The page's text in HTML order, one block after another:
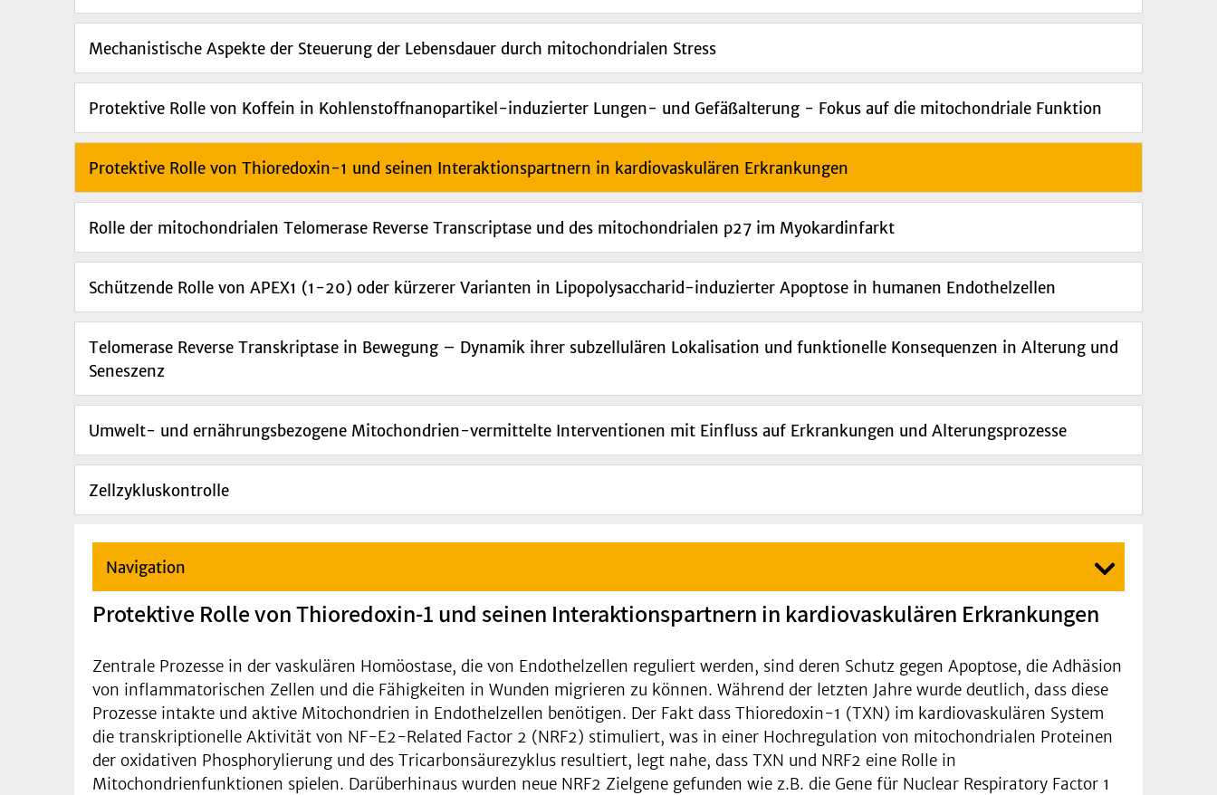
Mechanistische Aspekte der Steuerung der Lebensdauer durch mitochondrialen Stress
Protektive Rolle von Koffein in Kohlenstoffnanopartikel-induzierter Lungen- und Gefäßalterung - Fokus auf die mitochondriale Funktion
Protektive Rolle von Thioredoxin-1 und seinen Interaktionspartnern in kardiovaskulären Erkrankungen
Rolle der mitochondrialen Telomerase Reverse Transcriptase und des mitochondrialen p27 im Myokardinfarkt
Schützende Rolle von APEX1 (1-20) oder kürzerer Varianten in Lipopolysaccharid-induzierter Apoptose in humanen Endothelzellen
Telomerase Reverse Transkriptase in Bewegung – Dynamik ihrer subzellulären Lokalisation und funktionelle Konsequenzen in Alterung und
Seneszenz
Umwelt- und ernährungsbezogene Mitochondrien-vermittelte Interventionen mit Einfluss auf Erkrankungen und Alterungsprozesse
Zellzykluskontrolle
Navigation
Protektive Rolle von Thioredoxin-1 und seinen Interaktionspartnern in kardiovaskulären Erkrankungen
Zentrale Prozesse in der vaskulären Homöostase, die von Endothelzellen reguliert werden, sind deren Schutz gegen Apoptose, die Adhäsion
von inflammatorischen Zellen und die Fähigkeiten in Wunden migrieren zu können. Während der letzten Jahre wurde deutlich, dass diese
Prozesse intakte und aktive Mitochondrien in Endothelzellen benötigen. Der Fakt dass Thioredoxin-1 (TXN) im kardiovaskulären System
die transkriptionelle Aktivität von NF-E2-Related Factor 2 (NRF2) stimuliert, was in einer Hochregulation von mitochondrialen Proteinen
der oxidativen Phosphorylierung und des Tricarbonsäurezyklus resultiert, legt nahe, dass TXN und NRF2 eine Rolle in
Mitochondrienfunktionen spielen. Darüberhinaus wurden neue NRF2 Zielgene gefunden wie z.B. die Gene für Nuclear Respiratory Factor 1